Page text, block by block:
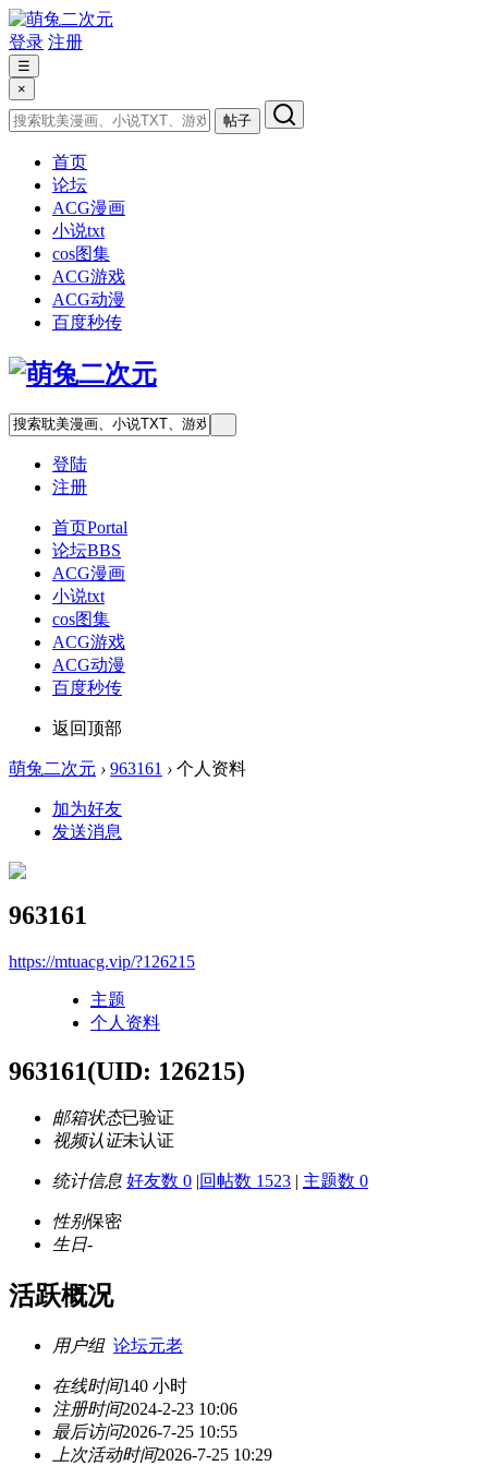
登录 注册
☰
×
帖子
首页
论坛
ACG漫画
小说txt
cos图集
ACG游戏
ACG动漫
百度秒传
登陆
注册
首页Portal
论坛BBS
ACG漫画
小说txt
cos图集
ACG游戏
ACG动漫
百度秒传
返回顶部
萌兔二次元 › 963161 › 个人资料
加为好友
发送消息
963161
https://mtuacg.vip/?126215
主题
个人资料
963161(UID: 126215)
邮箱状态已验证
视频认证未认证
统计信息 好友数 0 |回帖数 1523 | 主题数 0
性别保密
生日-
活跃概况
用户组 论坛元老
在线时间140 小时
注册时间2024-2-23 10:06
最后访问2026-7-25 10:55
上次活动时间2026-7-25 10:29